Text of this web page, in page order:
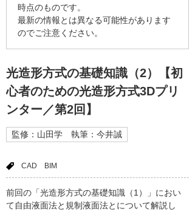
時点のものです。
最新の情報とは異なる可能性があります
のでご注意ください。
光造形方式の基礎知識（2）【初
心者のための光造形方式3Dプリ
ンター／第2回】
監修：山田学 執筆：今井誠
CAD BIM
前回の「光造形方式の基礎知識（1）」におい
て自由液面法と規制液面法とについて解説し